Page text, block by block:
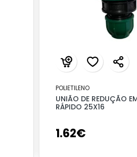
POLIETILENO
UNIÃO DE REDUÇÃO
RÁPIDO 25X16
1.62€